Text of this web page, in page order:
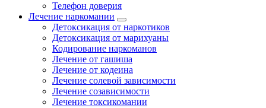
Телефон доверия
Лечение наркомании
Детоксикация от наркотиков
Детоксикация от марихуаны
Кодирование наркоманов
Лечение от гашиша
Лечение от кодеина
Лечение солевой зависимости
Лечение созависимости
Лечение токсикомании